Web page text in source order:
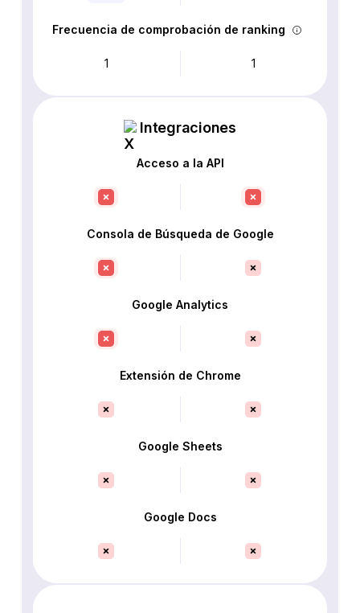
Frecuencia de comprobación de ranking
1 1
Integraciones
Acceso a la API
Consola de Búsqueda de Google
Google Analytics
Extensión de Chrome
Google Sheets
Google Docs